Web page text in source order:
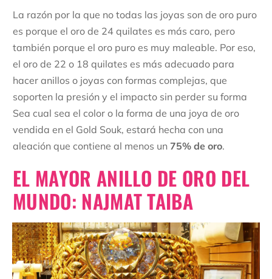
La razón por la que no todas las joyas son de oro puro
es porque el oro de 24 quilates es más caro, pero
también porque el oro puro es muy maleable. Por eso,
el oro de 22 o 18 quilates es más adecuado para
hacer anillos o joyas con formas complejas, que
soporten la presión y el impacto sin perder su forma
Sea cual sea el color o la forma de una joya de oro
vendida en el Gold Souk, estará hecha con una
aleación que contiene al menos un 75% de oro.
EL MAYOR ANILLO DE ORO DEL
MUNDO: NAJMAT TAIBA